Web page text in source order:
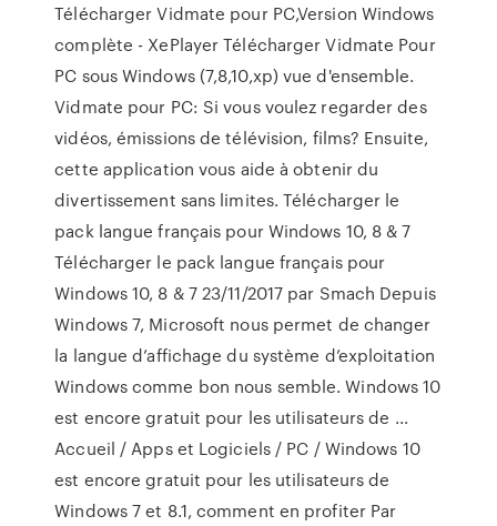
Télécharger Vidmate pour PC,Version Windows
complète - XePlayer Télécharger Vidmate Pour
PC sous Windows (7,8,10,xp) vue d'ensemble.
Vidmate pour PC: Si vous voulez regarder des
vidéos, émissions de télévision, films? Ensuite,
cette application vous aide à obtenir du
divertissement sans limites. Télécharger le
pack langue français pour Windows 10, 8 & 7
Télécharger le pack langue français pour
Windows 10, 8 & 7 23/11/2017 par Smach Depuis
Windows 7, Microsoft nous permet de changer
la langue d’affichage du système d’exploitation
Windows comme bon nous semble. Windows 10
est encore gratuit pour les utilisateurs de ...
Accueil / Apps et Logiciels / PC / Windows 10
est encore gratuit pour les utilisateurs de
Windows 7 et 8.1, comment en profiter Par